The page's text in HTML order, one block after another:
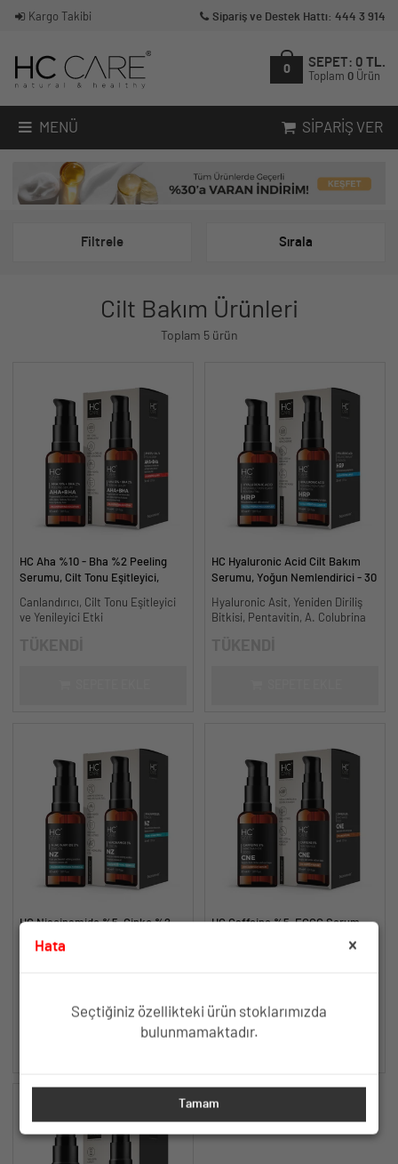
Kargo Takibi Sipariş ve Destek Hattı: 444 3 914
0
SEPET: 0 TL.
Toplam 0 Ürün
MENÜ SIPARIŞ VER
Filtrele Sırala
Cilt Bakım Ürünleri
Toplam 5 ürün
HC Aha %10 - Bha %2 Peeling
Serumu, Cilt Tonu Eşitleyici,
Canlandırıcı, Cilt Tonu Eşitleyici
ve Yenileyici Etki
HC Hyaluronic Acid Cilt Bakım
Serumu, Yoğun Nemlendirici - 30
Hyaluronic Asit, Yeniden Diriliş
Bitkisi, Pentavitin, A. Colubrina
HC Niacinamide %5, Çinko %2
Serum, Gözenek ve Siyah Nokta
Oluşumunu Gidermeye Yardımcı -
TÜKENDİ
HC Caffeine %5, EGCG Serum,
Göz Altı Morluk ve Torbalanma
TÜKENDİ
Hata
Seçtiğiniz özellikteki ürün stoklarımızda
bulunmamaktadır.
Tamam